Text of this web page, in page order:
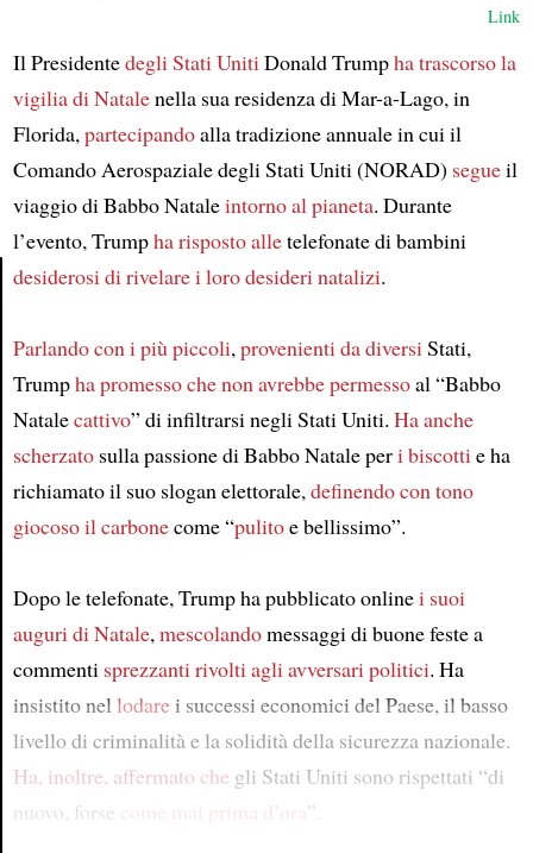
Link
Il Presidentedegli Stati Uniti Donald Trumpha trascorso la
vigilia di Natalenella sua residenza di Mar-a-Lago, in
Florida, partecipandoalla tradizione annuale in cui il
Comando Aerospaziale degli Stati Uniti (NORAD) segueil
viaggio di Babbo Nataleintorno al pianeta. Durante
l’evento, Trumpha risposto alletelefonate di bambini
desiderosi di rivelare i loro desideri natalizi.
Parlando con i più piccoli, provenienti da diversi Stati,
Trumpha promesso che non avrebbe permessoal “Babbo
Natalecattivo” di infiltrarsi negli Stati Uniti. Ha anche
scherzatosulla passione di Babbo Natale peri biscotti e ha
richiamato il suo slogan elettorale, definendo con tono
giocosoil carbonecome “pulitoe bellissimo”.
Dopo le telefonate, Trump ha pubblicato onlinei suoi
auguri di Natale, mescolandomessaggi di buone feste a
commenti sprezzanti rivolti agli avversari politici. Ha
insistito nel lodarei successi economici del Paese, il basso
livello di criminalità e la solidità della sicurezza nazionale.
Ha, inoltre, affermato che gli Stati Uniti sono rispettati “di
nuovo, forse come mai prima d’ora ”.